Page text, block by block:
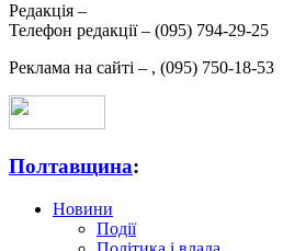
Редакція –
Телефон редакції – (095) 794-29-25
Реклама на сайті – , (095) 750-18-53
Полтавщина:
Новини
Події